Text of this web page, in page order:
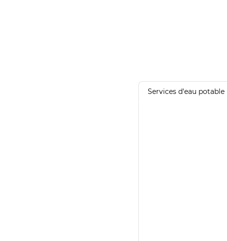
Services d'eau potable